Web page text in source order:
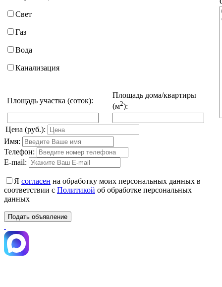
Свет
Газ
Вода
Канализация
Площадь участка (соток):
Площадь дома/квартиры
(м2):
Цена (руб.):
Имя:
Телефон:
E-mail:
Я согласен на обработку моих персональных данных в
соответствии с Политикой об обработке персональных
данных